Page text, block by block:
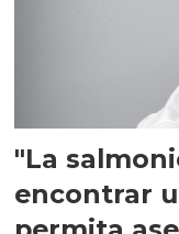
"La
encontrar